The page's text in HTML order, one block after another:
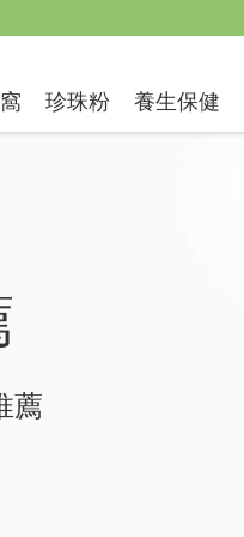
薦
珍珠粉 養生保健